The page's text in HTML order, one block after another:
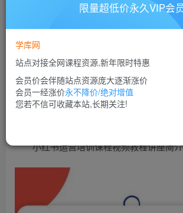
此内容为付费资源，请付费后查看
10
立即购买
您当前未登录！建议登陆后购买
小红书运营培训课程视频教程讲座简
限量超低价永久VIP会
学库网
站点对接全网课程资源,新年限时特惠
会员价会伴随站点资源庞大逐渐涨价
会员一经涨价永不降价/绝对增值
您若不信可收藏本站,长期关注!